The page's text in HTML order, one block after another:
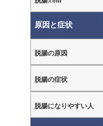
原因と症状
脱腸の原因
脱腸の症状
脱腸になりやすい人